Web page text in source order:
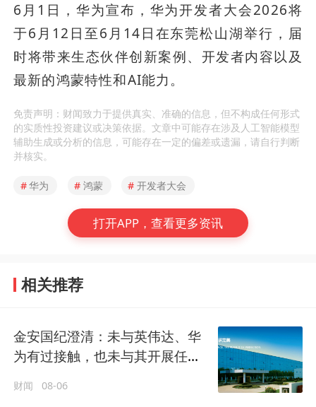
6月1日，华为宣布，华为开发者大会2026将
于6月12日至6月14日在东莞松山湖举行，届
时将带来生态伙伴创新案例、开发者内容以及
最新的鸿蒙特性和AI能力。
免责声明：财闻致力于提供真实、准确的信息，但不构成任何形式
的实质性投资建议或决策依据。文章中可能存在涉及人工智能模型
辅助生成或分析的信息，可能存在一定的偏差或遗漏，请自行判断
并核实。
#华为 # 鸿蒙 # 开发者大会
打开APP，查看更多资讯
相关推荐
金安国纪澄清：未与英伟达、华
为有过接触，也未与其开展任何
财闻 08-06